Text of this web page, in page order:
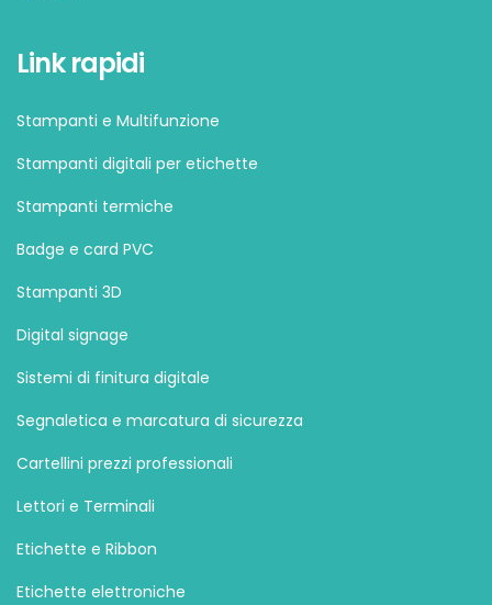
Link rapidi
Stampanti e Multifunzione
Stampanti digitali per etichette
Stampanti termiche
Badge e card PVC
Stampanti 3D
Digital signage
Sistemi di finitura digitale
Segnaletica e marcatura di sicurezza
Cartellini prezzi professionali
Lettori e Terminali
Etichette e Ribbon
Etichette elettroniche